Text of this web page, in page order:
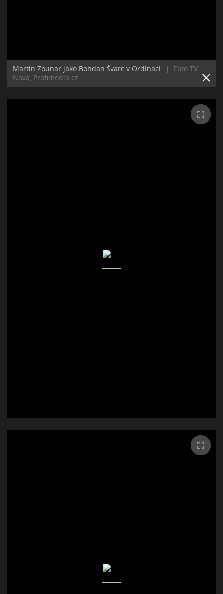
Martin Zounar jako Bohdan Švarc v Ordinaci |
Foto TV
Nova, Profimedia.cz